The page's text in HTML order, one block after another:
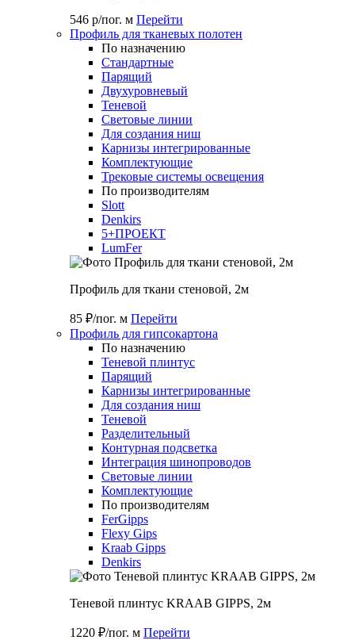
546 р/пог. м Перейти
Профиль для тканевых полотен
По назначению
Стандартные
Парящий
Двухуровневый
Теневой
Световые линии
Для создания ниш
Карнизы интегрированные
Комплектующие
Трековые системы освещения
По производителям
Slott
Denkirs
5+ПРОЕКТ
LumFer
Профиль для ткани стеновой, 2м
85 ₽/пог. м Перейти
Профиль для гипсокартона
По назначению
Теневой плинтус
Парящий
Карнизы интегрированные
Для создания ниш
Теневой
Разделительный
Контурная подсветка
Интеграция шинопроводов
Световые линии
Комплектующие
По производителям
FerGipps
Flexy Gips
Kraab Gipps
Denkirs
Теневой плинтус KRAAB GIPPS, 2м
1220 ₽/пог. м Перейти